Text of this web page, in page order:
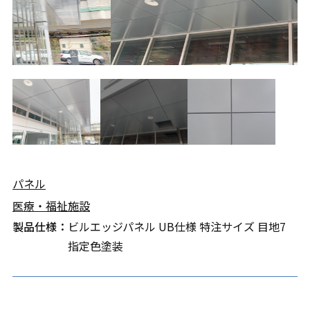
パネル
医療・福祉施設
製品仕様： ビルエッジパネル UB仕様 特注サイズ 目地7
指定色塗装